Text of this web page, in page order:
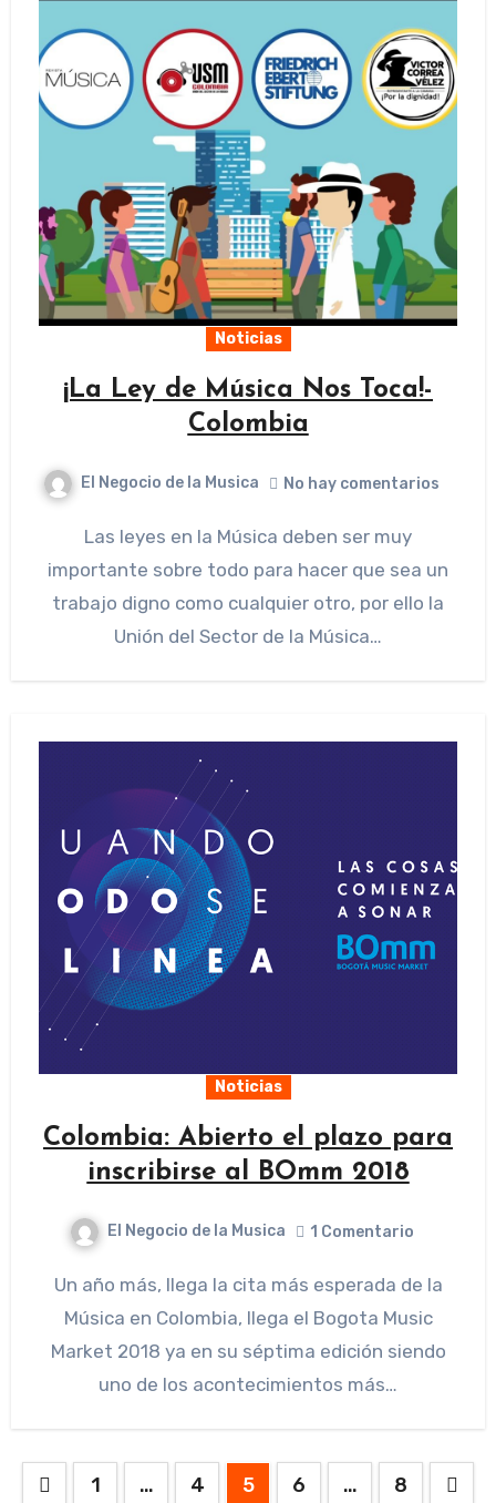
Noticias
¡La Ley de Música Nos Toca!-
Colombia
El Negocio de la Musica No hay comentarios
Las leyes en la Música deben ser muy
importante sobre todo para hacer que sea un
trabajo digno como cualquier otro, por ello la
Unión del Sector de la Música…
Noticias
Colombia: Abierto el plazo para
inscribirse al BOmm 2018
El Negocio de la Musica 1 Comentario
Un año más, llega la cita más esperada de la
Música en Colombia, llega el Bogota Music
Market 2018 ya en su séptima edición siendo
uno de los acontecimientos más…
Paginación
1 … 4 5 6 … 8